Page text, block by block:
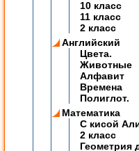
10 класс
11 класс
2 класс
Английский
Цвета.
Животные
Алфавит
Времена
Полиглот.
Математика
C кисой
2 класс
Геометрия